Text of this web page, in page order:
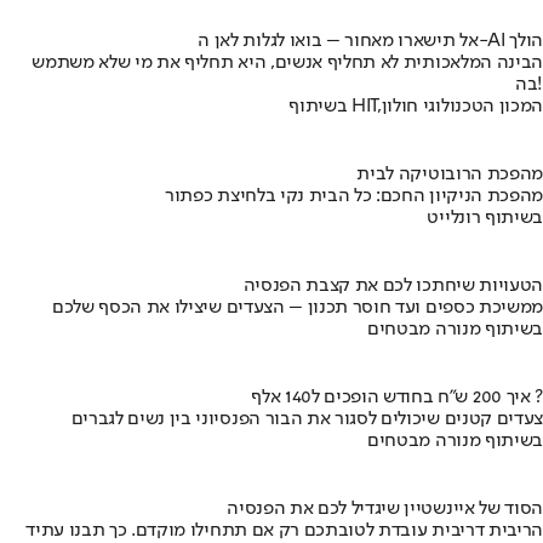
אל תישארו מאחור – בואו לגלות לאן ה-AI הולך
הבינה המלאכותית לא תחליף אנשים, היא תחליף את מי שלא משתמש
בה!
בשיתוף HIT,המכון הטכנולוגי חולון
מהפכת הרובוטיקה לבית
מהפכת הניקיון החכם: כל הבית נקי בלחיצת כפתור
בשיתוף רונלייט
הטעויות שיחתכו לכם את קצבת הפנסיה
ממשיכת כספים ועד חוסר תכנון – הצעדים שיצילו את הכסף שלכם
בשיתוף מנורה מבטחים
איך 200 ש"ח בחודש הופכים ל140 אלף ?
צעדים קטנים שיכולים לסגור את הבור הפנסיוני בין נשים לגברים
בשיתוף מנורה מבטחים
הסוד של איינשטיין שיגדיל לכם את הפנסיה
הריבית דריבית עובדת לטובתכם רק אם תתחילו מוקדם. כך תבנו עתיד